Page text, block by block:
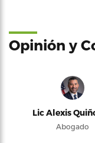
Opinión y
Lic Alexis
Abogado